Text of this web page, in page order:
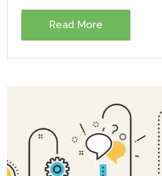
Read More